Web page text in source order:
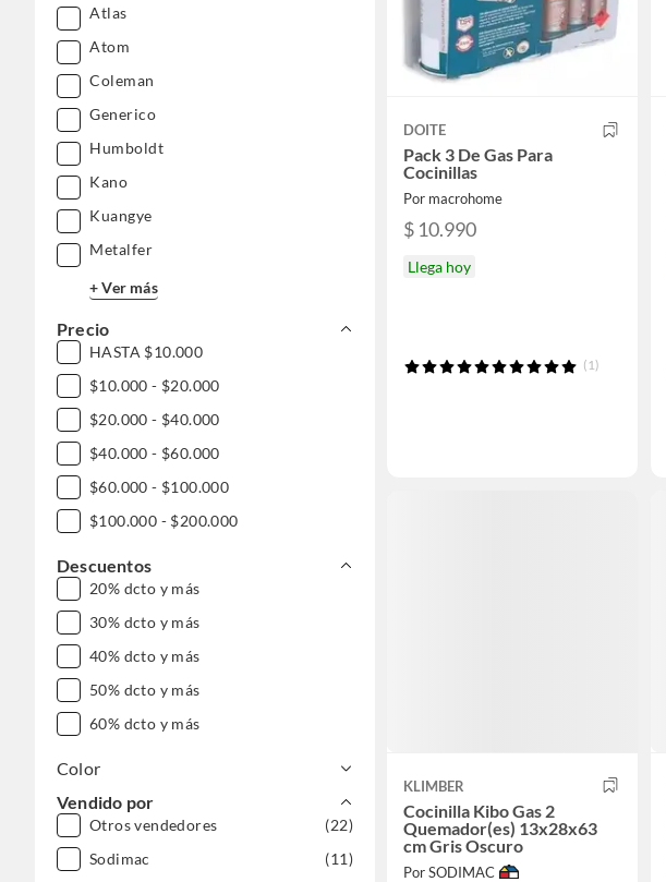
Atlas
Atom
Coleman
Generico
Humboldt
Kano
Kuangye
Metalfer
+ Ver más
Precio
HASTA $10.000
$10.000 - $20.000
$20.000 - $40.000
$40.000 - $60.000
$60.000 - $100.000
$100.000 - $200.000
Descuentos
20% dcto y más
30% dcto y más
40% dcto y más
50% dcto y más
60% dcto y más
Color
Vendido por
Otros vendedores
(22)
Sodimac
(11)
DOITE
Pack 3 De Gas Para
Cocinillas
Por macrohome
$ 10.990
Llega hoy
(1)
KLIMBER
Cocinilla Kibo Gas 2
Quemador(es) 13x28x63
cm Gris Oscuro
Por SODIMAC